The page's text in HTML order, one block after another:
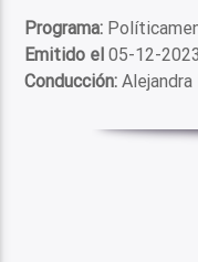
Programa:
Emitido el 05-12-
Conducción: Alejandra